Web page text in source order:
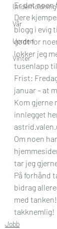
Underholdning
Vår
Uorden
Vinter
Er det noen
Dere
blogg i evig
godt for
lokker jeg
tusenlapp
Frist:
januar – at
Kom gjerne
innlegget
Om noen
tar jeg
På forhånd
bidrag
med
takknemlig!
Jobb